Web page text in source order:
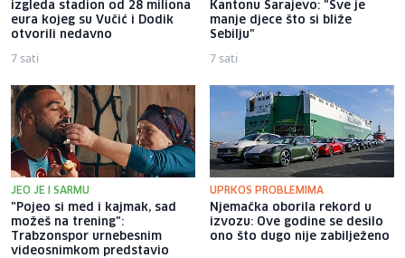
izgleda stadion od 28 miliona
eura kojeg su Vučić i Dodik
otvorili nedavno
7 sati
Kantonu Sarajevo: "Sve je
manje djece što si bliže
Sebilju"
7 sati
JEO JE I SARMU
"Pojeo si med i kajmak, sad
možeš na trening":
Trabzonspor urnebesnim
videosnimkom predstavio
UPRKOS PROBLEMIMA
Njemačka oborila rekord u
izvozu: Ove godine se desilo
ono što dugo nije zabilježeno